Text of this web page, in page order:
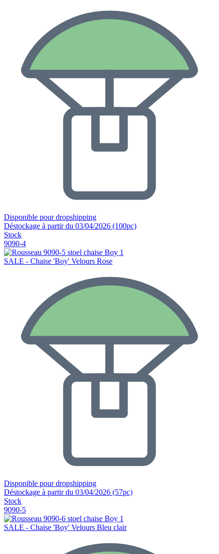
Disponible pour dropshipping
Déstockage à partir du 03/04/2026 (100pc)
Stock
9090-4
SALE - Chaise 'Boy' Velours Rose
Disponible pour dropshipping
Déstockage à partir du 03/04/2026 (57pc)
Stock
9090-5
SALE - Chaise 'Boy' Velours Bleu clair